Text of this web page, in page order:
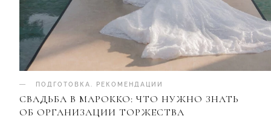
ПОДГОТОВКА РЕКОМЕНДАЦИИ
СВАДЬБА В МАРОККО: ЧТО НУЖНО ЗНАТЬ
ОБ ОРГАНИЗАЦИИ ТОРЖЕСТВА